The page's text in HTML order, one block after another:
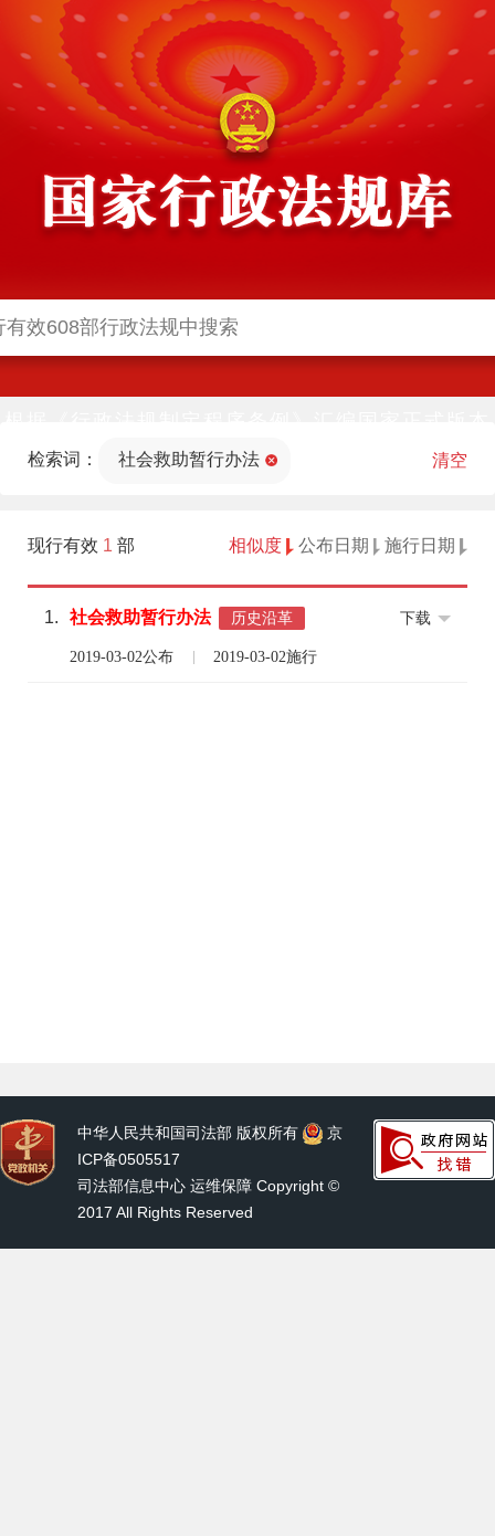
法部官网)同步公布
检索词： 社会救助暂行办法 清空
现行有效 1 部 相似度 公布日期 施行日期
1. 社会救助暂行办法 历史沿革
2019-03-02公布 2019-03-02施行
下载
中华人民共和国司法部 版权所有
京
ICP备0505517
司法部信息中心 运维保障 Copyright ©
2017 All Rights Reserved